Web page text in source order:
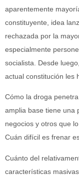
aparentemente
constituyente, idea
rechazada por la
especialmente
socialista. Desde
actual constitución les
Cómo la droga
amplia base tiene una
negocios y otros que
Cuán difícil es frenar
Cuánto del
características